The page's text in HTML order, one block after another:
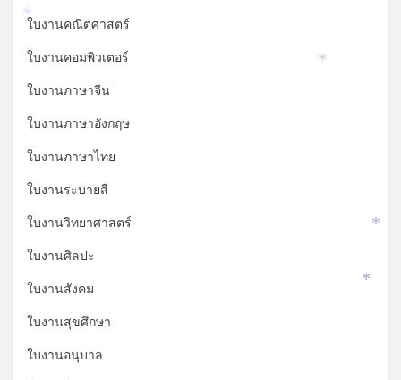
ใบงานคณิตศาสตร์
ใบงานคอมพิวเตอร์
ใบงานภาษาจีน
ใบงานภาษาอังกฤษ
ใบงานภาษาไทย
ใบงานระบายสี
ใบงานวิทยาศาสตร์
ใบงานศิลปะ
ใบงานสังคม
ใบงานสุขศึกษา
ใบงานอนุบาล
*